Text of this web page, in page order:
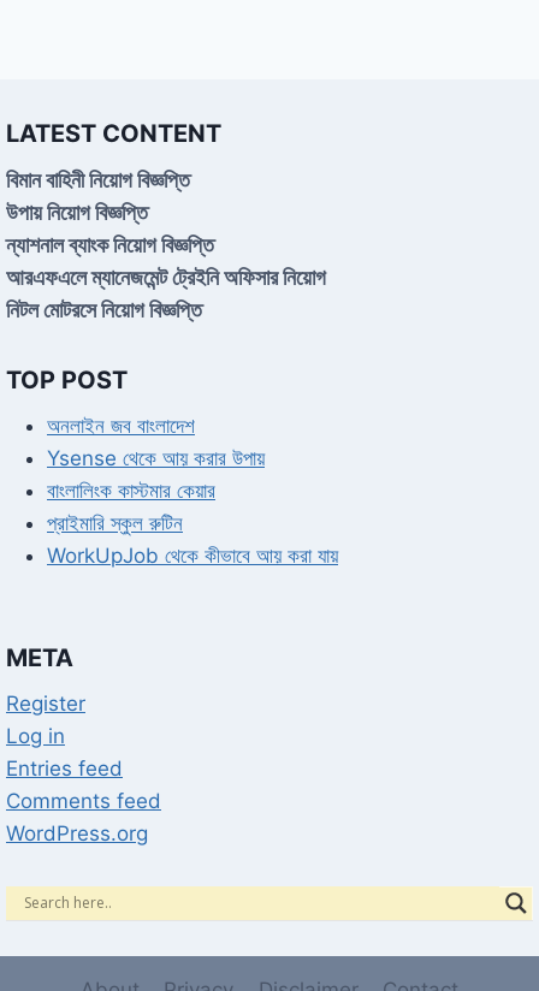
LATEST CONTENT
বিমান বাহিনী নিয়োগ বিজ্ঞপ্তি
উপায় নিয়োগ বিজ্ঞপ্তি
ন্যাশনাল ব্যাংক নিয়োগ বিজ্ঞপ্তি
আরএফএলে ম্যানেজমেন্ট ট্রেইনি অফিসার নিয়োগ
নিটল মোটরসে নিয়োগ বিজ্ঞপ্তি
TOP POST
অনলাইন জব বাংলাদেশ
Ysense থেকে আয় করার উপায়
বাংলালিংক কাস্টমার কেয়ার
প্রাইমারি স্কুল রুটিন
WorkUpJob থেকে কীভাবে আয় করা যায়
META
Register
Log in
Entries feed
Comments feed
WordPress.org